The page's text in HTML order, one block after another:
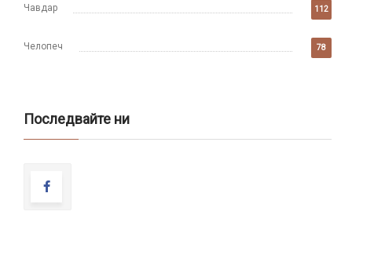
Чавдар 112
Челопеч 78
Последвайте ни